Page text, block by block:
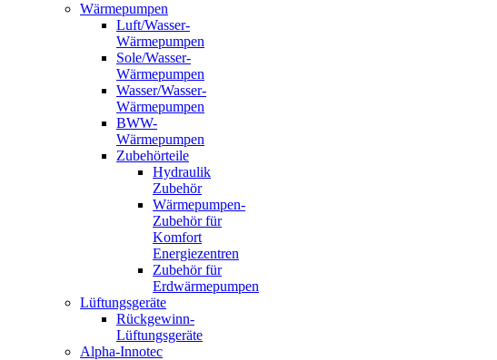
Wärmepumpen
Luft/Wasser-
Wärmepumpen
Sole/Wasser-
Wärmepumpen
Wasser/Wasser-
Wärmepumpen
BWW-
Wärmepumpen
Zubehörteile
Hydraulik
Zubehör
Wärmepumpen-
Zubehör für
Komfort
Energiezentren
Zubehör für
Erdwärmepumpen
Lüftungsgeräte
Rückgewinn-
Lüftungsgeräte
Alpha-Innotec